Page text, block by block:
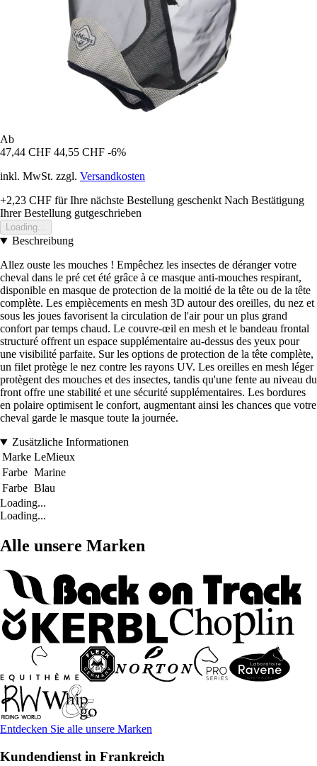
Ab
47,44 CHF 44,55 CHF -6%
inkl. MwSt. zzgl. Versandkosten
+2,23 CHF für Ihre nächste Bestellung geschenkt Nach Bestätigung
Ihrer Bestellung gutgeschrieben
Loading...
Beschreibung
Allez ouste les mouches ! Empêchez les insectes de déranger votre
cheval dans le pré cet été grâce à ce masque anti-mouches respirant,
disponible en masque de protection de la moitié de la tête ou de la tête
complète. Les empiècements en mesh 3D autour des oreilles, du nez et
sous les joues favorisent la circulation de l'air pour un plus grand
confort par temps chaud. Le couvre-œil en mesh et le bandeau frontal
structuré offrent un espace supplémentaire au-dessus des yeux pour
une visibilité parfaite. Sur les options de protection de la tête complète,
un filet protège le nez contre les rayons UV. Les oreilles en mesh léger
protègent des mouches et des insectes, tandis qu'une fente au niveau du
front offre une stabilité et une sécurité supplémentaires. Les bordures
en polaire optimisent le confort, augmentant ainsi les chances que votre
cheval garde le masque toute la journée.
Zusätzliche Informationen
Marke LeMieux
Farbe Marine
Farbe Blau
Loading...
Loading...
Alle unsere Marken
Entdecken Sie alle unsere Marken
Kundendienst in Frankreich